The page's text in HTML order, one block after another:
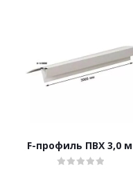
F-профиль ПВХ 3,0 м